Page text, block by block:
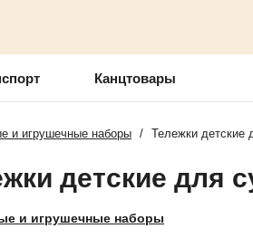
Канцтовары
и игрушечные наборы / Тележки детские
детские для
и игрушечные наборы